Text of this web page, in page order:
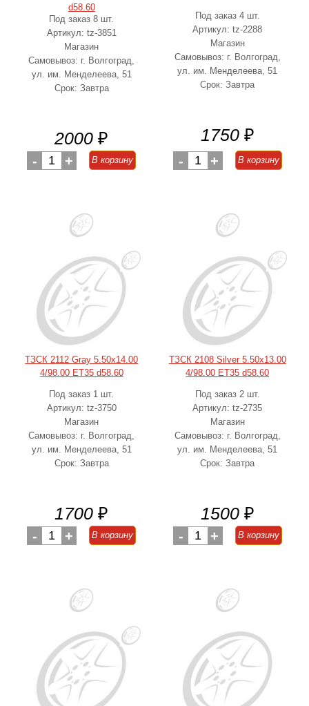
d58.60
Под заказ 8 шт.
Артикул: tz-3851
Магазин
Самовывоз: г. Волгоград,
ул. им. Менделеева, 51
Срок: Завтра
2000 ₽
- 1 + В корзину
Под заказ 4 шт.
Артикул: tz-2288
Магазин
Самовывоз: г. Волгоград,
ул. им. Менделеева, 51
Срок: Завтра
1750 ₽
- 1 + В корзину
ТЗСК 2112 Gray 5.50x14.00
4/98.00 ET35 d58.60
Под заказ 1 шт.
Артикул: tz-3750
Магазин
Самовывоз: г. Волгоград,
ул. им. Менделеева, 51
Срок: Завтра
1700 ₽
- 1 + В корзину
ТЗСК 2108 Silver 5.50x13.00
4/98.00 ET35 d58.60
Под заказ 2 шт.
Артикул: tz-2735
Магазин
Самовывоз: г. Волгоград,
ул. им. Менделеева, 51
Срок: Завтра
1500 ₽
- 1 + В корзину